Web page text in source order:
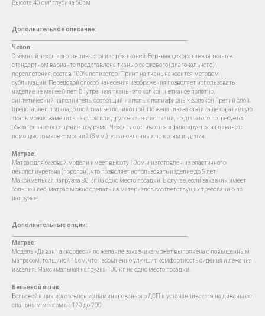
Высота 40 см*глубина 60см
Дополнительное описание:
Чехол:
Съёмный чехол изготавливается из трёх тканей. Верхняя декоративная ткань в
стандартном варианте представлена тканью саржевого (диагонального)
переплетения, состав 100% полиэстер. Принт на ткань наносится методом
сублимации. Передовой способ нанесения изображения позволяет использовать
изделие не менее 8 лет. Внутренняя ткань - это холкон, нетканое полотно,
синтетический наполнитель, состоящий из полых полиэфирных волокон. Третий слой
представлен подкладочной тканью поликоттон. По желанию заказчика декоративную
ткань можно заменить на флок или другое качество ткани, но для этого потребуется
обязательное посещение шоу рума. Чехол застёгивается и фиксируется на диване с
помощью замков – молний (8мм ), установленных по краям изделия.
Матрас:
Матрас для базовой модели имеет высоту 10см и изготовлен из эластичного
пенополиуретана (поролон), что позволяет использовать изделие до 5 лет.
Максимальная нагрузка 80 кг на одно место посадки. В случае, если заказчик имеет
большой вес, матрас можно сделать из материалов соответствущих требованию по
нагрузке.
Дополнительные опции:
Матрас:
Модель «Диван–аккордеон» по желание заказчика может выполнена с повышенным
матрасом, толщиной 15см, что несомненно улучшит комфортность сидения и лежания
изделия. Максимальная нагрузка 100 кг на одно место посадки.
Бельевой ящик:
Бельевой ящик изготовлен из ламинированного ДСП и устанавливается на диваны со
спальным местом от 120 до 200